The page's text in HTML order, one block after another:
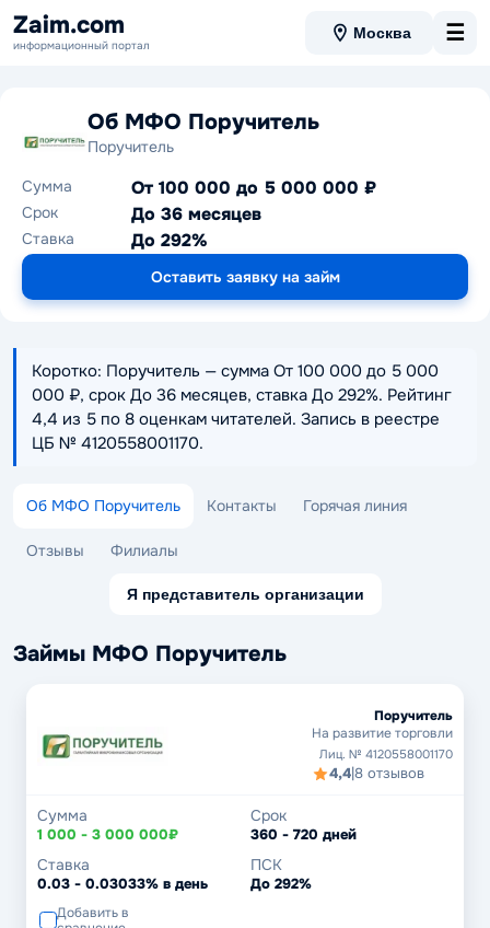
Zaim.com
информационный портал
Москва ☰
Об МФО Поручитель
Поручитель
Сумма
От 100 000 до 5 000 000 ₽
Срок До 36 месяцев
Ставка До 292%
Оставить заявку на займ
Коротко: Поручитель — сумма От 100 000 до 5 000
000 ₽, срок До 36 месяцев, ставка До 292%. Рейтинг
4,4 из 5 по 8 оценкам читателей. Запись в реестре
ЦБ № 4120558001170.
Об МФО Поручитель Контакты Горячая линия
Отзывы Филиалы
Я представитель организации
Займы МФО Поручитель
Поручитель
На развитие торговли
Лиц. № 4120558001170
4,4|8 отзывов
Сумма
1 000 - 3 000 000₽
Срок
360 - 720 дней
Ставка
0.03 - 0.03033% в день
ПСК
До 292%
Добавить в